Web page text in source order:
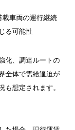
載車両の運行継続
る可能性
化、調達ルートの
全体で需給逼迫が
想定されます。